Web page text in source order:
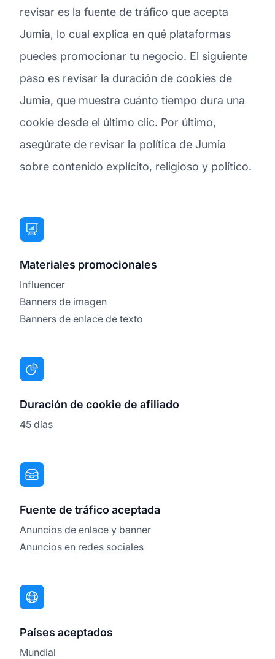
revisar es la fuente de tráfico que acepta
Jumia, lo cual explica en qué plataformas
puedes promocionar tu negocio. El siguiente
paso es revisar la duración de cookies de
Jumia, que muestra cuánto tiempo dura una
cookie desde el último clic. Por último,
asegúrate de revisar la política de Jumia
sobre contenido explícito, religioso y político.
Materiales promocionales
Influencer
Banners de imagen
Banners de enlace de texto
Duración de cookie de afiliado
45 días
Fuente de tráfico aceptada
Anuncios de enlace y banner
Anuncios en redes sociales
Países aceptados
Mundial